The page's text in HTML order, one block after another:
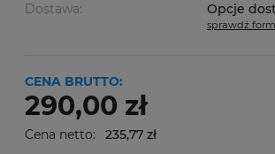
Dostawa:
Opcje
Cena nie zawiera ewentualnychsprawdź
CENA BRUTTO:
290,00 zł
Cena netto: 235,77 zł